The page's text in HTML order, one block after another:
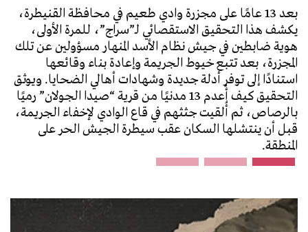
بعد 13 عامًا على مجزرة وادي طعيم في محافظة القنيطرة،
يكشف هذا التحقيق الاستقصائي لـ”سراج”، للمرة الأولى،
هوية ضابطين في جيش نظام الأسد المنهار مسؤولين عن تلك
المجزرة، بعد تتبع خيوط الجريمة وإعادة بناء وقائعها
استنادًا إلى توفر أدلة جديدة وشهادات أهالي الضحايا. ويوثق
التحقيق كيف أُعدم 13 مدنيًا من قرية “صيدا الجولان” رميًا
بالرصاص، ثم أُلقيت جثثهم في قاع الوادي لإخفاء الجريمة،
قبل أن ينتشلها السكان عقب سيطرة الجيش الحر على
المنطقة.